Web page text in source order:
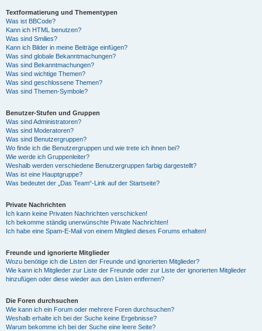
Textformatierung und Thementypen
Was ist BBCode?
Kann ich HTML benutzen?
Was sind Smilies?
Kann ich Bilder in meine Beiträge einfügen?
Was sind globale Bekanntmachungen?
Was sind Bekanntmachungen?
Was sind wichtige Themen?
Was sind geschlossene Themen?
Was sind Themen-Symbole?
Benutzer-Stufen und Gruppen
Was sind Administratoren?
Was sind Moderatoren?
Was sind Benutzergruppen?
Wo finde ich die Benutzergruppen und wie trete ich ihnen bei?
Wie werde ich Gruppenleiter?
Weshalb werden verschiedene Benutzergruppen farbig dargestellt?
Was ist eine Hauptgruppe?
Was bedeutet der „Das Team“-Link auf der Startseite?
Private Nachrichten
Ich kann keine Privaten Nachrichten verschicken!
Ich bekomme ständig unerwünschte Private Nachrichten!
Ich habe eine Spam-E-Mail von einem Mitglied dieses Forums erhalten!
Freunde und ignorierte Mitglieder
Wozu benötige ich die Listen der Freunde und ignorierten Mitglieder?
Wie kann ich Mitglieder zur Liste der Freunde oder zur Liste der ignorierten Mitglieder
hinzufügen oder diese wieder aus den Listen entfernen?
Die Foren durchsuchen
Wie kann ich ein Forum oder mehrere Foren durchsuchen?
Weshalb erhalte ich bei der Suche keine Ergebnisse?
Warum bekomme ich bei der Suche eine leere Seite?